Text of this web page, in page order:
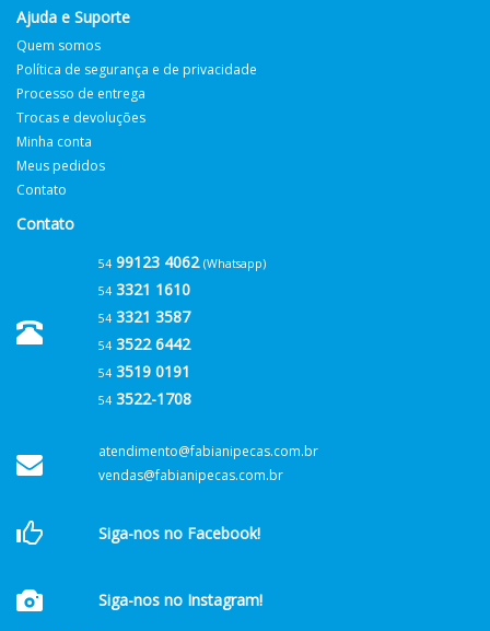
Ajuda e Suporte
Quem somos
Política de segurança e de privacidade
Processo de entrega
Trocas e devoluções
Minha conta
Meus pedidos
Contato
Contato
5499123 4062 (Whatsapp)
543321 1610
543321 3587
543522 6442
543519 0191
543522-1708
atendimento@fabianipecas.com.br
vendas@fabianipecas.com.br
Siga-nos no Facebook!
Siga-nos no Instagram!